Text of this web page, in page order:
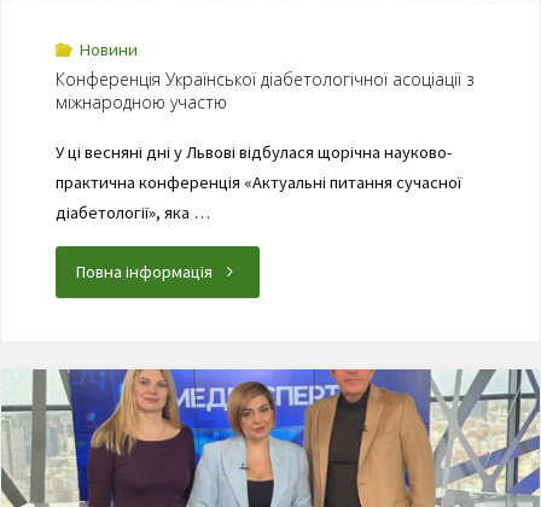
Новини
Конференція Української діабетологічної асоціації з
міжнародною участю
У ці весняні дні у Львові відбулася щорічна науково-
практична конференція «Актуальні питання сучасної
діабетології», яка …
Повна інформація